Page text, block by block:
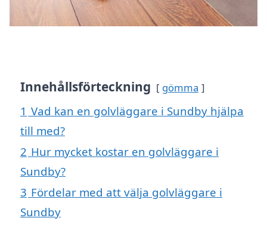
Innehållsförteckning gömma
1 Vad kan en golvläggare i Sundby hjälpa
till med?
2 Hur mycket kostar en golvläggare i
Sundby?
3 Fördelar med att välja golvläggare i
Sundby